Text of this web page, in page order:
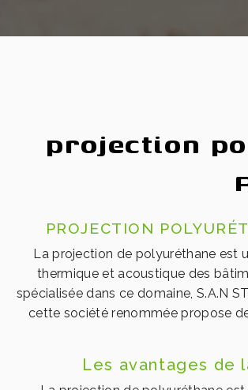
projection
PROJECTION
La projection de polyuréthane est
thermique et acoustique des
spécialisée dans ce domaine, S.A.N
cette société renommée propose
Les avantages de